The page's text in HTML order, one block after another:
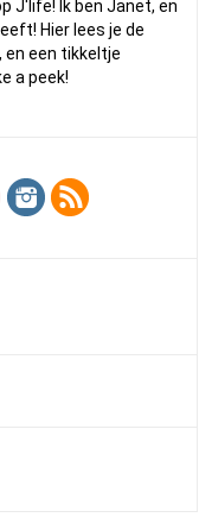
J'life! Ik ben Janet, en
Hier lees je de
een tikkeltje
a peek!